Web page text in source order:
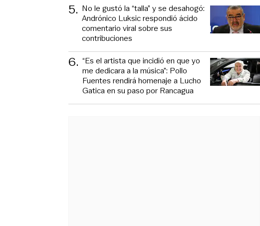
5. No le gustó la “talla” y se desahogó:
Andrónico Luksic respondió ácido
comentario viral sobre sus
contribuciones
6. “Es el artista que incidió en que yo
me dedicara a la música”: Pollo
Fuentes rendirá homenaje a Lucho
Gatica en su paso por Rancagua